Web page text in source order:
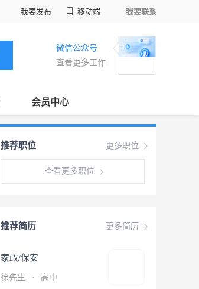
我要发布 移动端 我要联系
微信公众号
查看更多工作
会员中心
更多职位
推荐职位
查看更多职位
更多简历
推荐简历
家政/保安
徐先生 · 高中